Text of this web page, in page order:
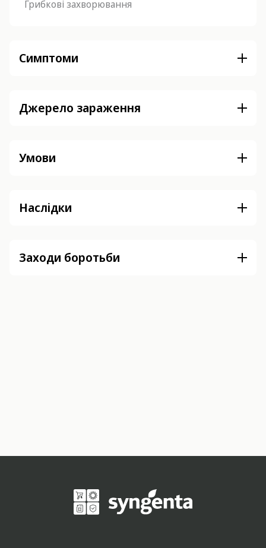
Грибкові захворювання
Симптоми
Джерело зараження
Умови
Наслідки
Заходи боротьби